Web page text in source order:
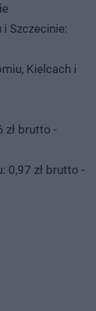
Szczecinie:
Kielcach i
zł brutto -
0,97 zł brutto -